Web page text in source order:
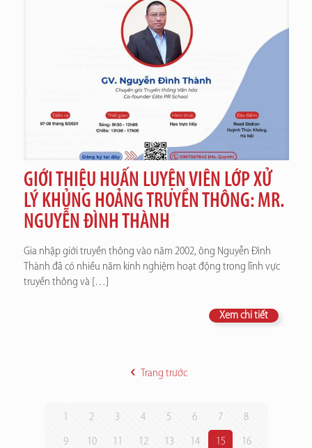
GIỚI THIỆU HUẤN LUYỆN VIÊN LỚP XỬ
LÝ KHỦNG HOẢNG TRUYỀN THÔNG: MR.
NGUYỄN ĐÌNH THÀNH
Gia nhập giới truyền thông vào năm 2002, ông Nguyễn Đình
Thành đã có nhiều năm kinh nghiệm hoạt động trong lĩnh vực
truyền thông và […]
Xem chi tiết
Trang trước
1 2 3 4 5 6 7 8
9 10 11 12 13 14 15 16